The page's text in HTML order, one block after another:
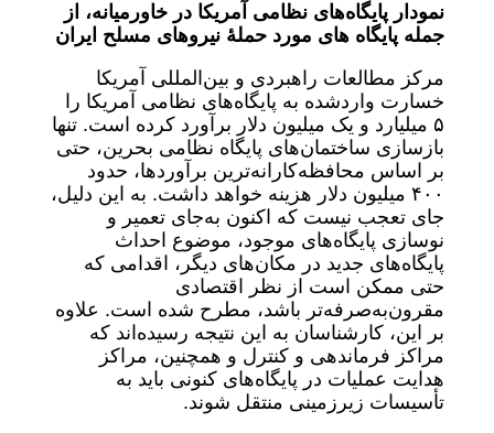
نمودار پایگاه‌های نظامی آمریکا در خاورمیانه، از
جمله پایگاه های مورد حملۀ نیروهای مسلح ایران
مرکز مطالعات راهبردی و بین‌المللی آمریکا
خسارت واردشده به پایگاه‌های نظامی آمریکا را
۵ میلیارد و یک میلیون دلار برآورد کرده است. تنها
بازسازی ساختمان‌های پایگاه نظامی بحرین، حتی
بر اساس محافظه‌کارانه‌ترین برآوردها، حدود
۴۰۰ میلیون دلار هزینه خواهد داشت. به این دلیل،
جای تعجب نیست که اکنون به‌جای تعمیر و
نوسازی پایگاه‌های موجود، موضوع احداث
پایگاه‌های جدید در مکان‌های دیگر، اقدامی که
حتی ممکن است از نظر اقتصادی
مقرون‌به‌صرفه‌تر باشد، مطرح شده است. علاوه
بر این، کارشناسان به این نتیجه رسیده‌اند که
مراکز فرماندهی و کنترل و همچنین، مراکز
هدایت عملیات در پایگاه‌های کنونی باید به
تأسیسات زیرزمینی منتقل شوند.